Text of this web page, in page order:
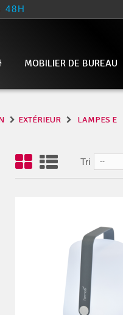
48H
MOBILIER DE BUREAU
EXTÉRIEUR LAMPES E
Tri --